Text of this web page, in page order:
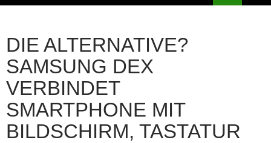
DIE ALTERNATIVE?
SAMSUNG DEX
VERBINDET
SMARTPHONE MIT
BILDSCHIRM, TASTATUR